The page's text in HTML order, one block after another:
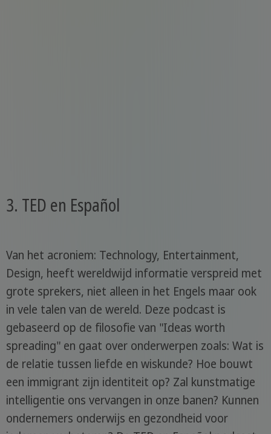
3. TED en Español
Van het acroniem: Technology, Entertainment,
Design, heeft wereldwijd informatie verspreid met
grote sprekers, niet alleen in het Engels maar ook
in vele talen van de wereld. Deze podcast is
gebaseerd op de filosofie van "Ideas worth
spreading" en gaat over onderwerpen zoals: Wat is
de relatie tussen liefde en wiskunde? Hoe bouwt
een immigrant zijn identiteit op? Zal kunstmatige
intelligentie ons vervangen in onze banen? Kunnen
ondernemers onderwijs en gezondheid voor